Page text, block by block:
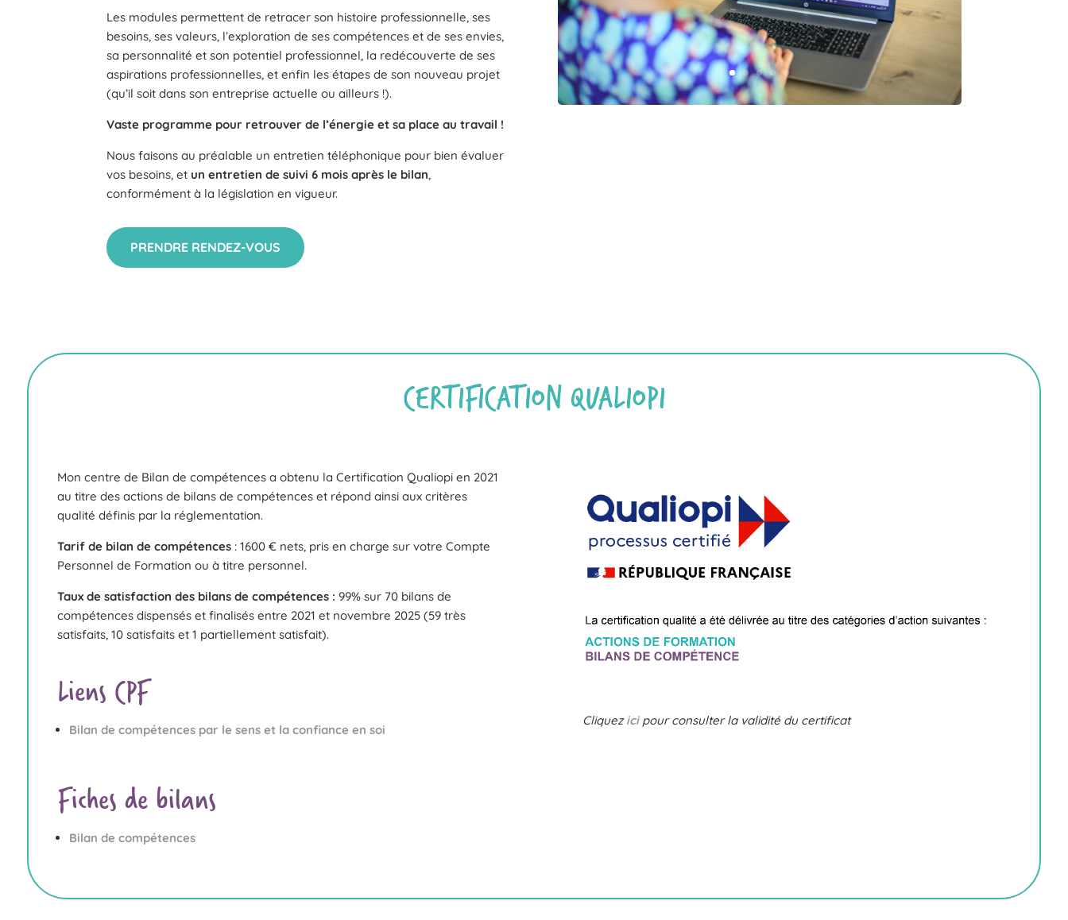
Les modules permettent de retracer son histoire professionnelle, ses
besoins, ses valeurs, l’exploration de ses compétences et de ses envies,
sa personnalité et son potentiel professionnel, la redécouverte de ses
aspirations professionnelles, et enfin les étapes de son nouveau projet
(qu’il soit dans son entreprise actuelle ou ailleurs !).
Vaste programme pour retrouver de l’énergie et sa place au travail !
Nous faisons au préalable un entretien téléphonique pour bien évaluer
vos besoins, et un entretien de suivi 6 mois après le bilan,
conformément à la législation en vigueur.
PRENDRE RENDEZ-VOUS
CERTIFICATION QUALIOPI
Mon centre de Bilan de compétences a obtenu la Certification Qualiopi en 2021
au titre des actions de bilans de compétences et répond ainsi aux critères
qualité définis par la réglementation.
Tarif de bilan de compétences : 1600 € nets, pris en charge sur votre Compte
Personnel de Formation ou à titre personnel.
Taux de satisfaction des bilans de compétences : 99% sur 70 bilans de
compétences dispensés et finalisés entre 2021 et novembre 2025 (59 très
satisfaits, 10 satisfaits et 1 partiellement satisfait).
Liens CPF
Bilan de compétences par le sens et la confiance en soi
Fiches de bilans
Bilan de compétences
Cliquezicipour consulter la validité du certificat